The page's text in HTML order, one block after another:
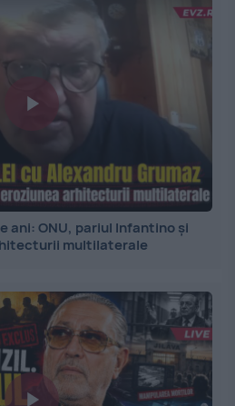
ani: ONU, pariul Infantino și
multilaterale